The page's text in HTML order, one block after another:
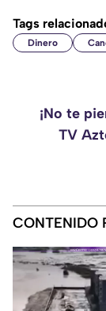
Tags
Dinero
¡No te
TV
CONTENIDO